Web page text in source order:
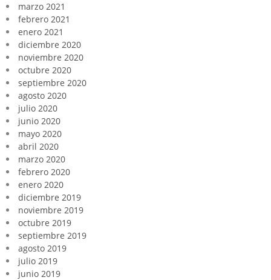
marzo 2021
febrero 2021
enero 2021
diciembre 2020
noviembre 2020
octubre 2020
septiembre 2020
agosto 2020
julio 2020
junio 2020
mayo 2020
abril 2020
marzo 2020
febrero 2020
enero 2020
diciembre 2019
noviembre 2019
octubre 2019
septiembre 2019
agosto 2019
julio 2019
junio 2019